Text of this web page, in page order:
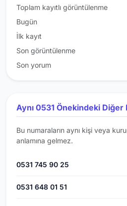
Toplam kayıtlı görüntülenme
Bugün
İlk kayıt
Son görüntülenme
Son yorum
Aynı 0531 Önekindeki Diğer
Bu numaraların aynı kişi veya
anlamına gelmez.
0531 745 90 25
0531 648 01 51